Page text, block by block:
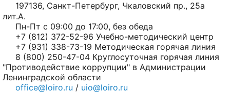
197136, Санкт-Петербург, Чкаловский пр., 25а
лит.А.
Пн-Пт с 09:00 до 17:00, без обеда
+7 (812) 372-52-96 Учебно-методический центр
+7 (931) 338-73-19 Методическая горячая линия
8 (800) 250-47-04 Круглосуточная горячая линия
"Противодействие коррупции" в Администрации
Ленинградской области
office@loiro.ru / uio@loiro.ru